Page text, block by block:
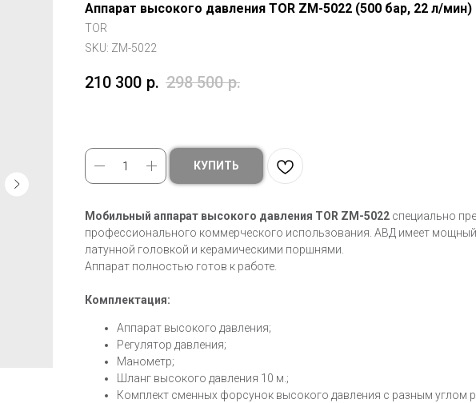
Аппарат высокого давления TOR ZM-5022 (500 бар, 22 л/мин)
TOR
SKU: ZM-5022
210 300 р. 298 500 р.
КУПИТЬ
Мобильный аппарат высокого давления TOR ZM-5022 специально
профессионального коммерческого использования. АВД имеет
латунной головкой и керамическими поршнями.
Аппарат полностью готов к работе.
Комплектация:
Аппарат высокого давления;
Регулятор давления;
Манометр;
Шланг высокого давления 10 м.;
Комплект сменных форсунок высокого давления с разным углом